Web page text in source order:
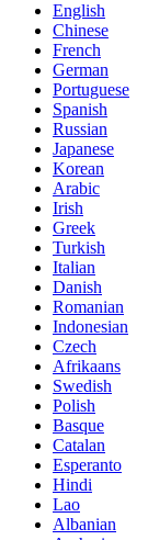
English
Chinese
French
German
Portuguese
Spanish
Russian
Japanese
Korean
Arabic
Irish
Greek
Turkish
Italian
Danish
Romanian
Indonesian
Czech
Afrikaans
Swedish
Polish
Basque
Catalan
Esperanto
Hindi
Lao
Albanian